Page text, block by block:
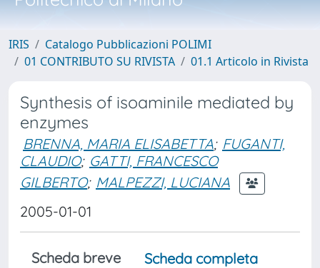
IRIS
Catalogo Pubblicazioni POLIMI
01 CONTRIBUTO SU RIVISTA
01.1 Articolo in Rivista
Synthesis of isoaminile mediated by
enzymes
BRENNA, MARIA ELISABETTA; FUGANTI,
CLAUDIO; GATTI, FRANCESCO
GILBERTO; MALPEZZI, LUCIANA
2005-01-01
Scheda breve
Scheda completa